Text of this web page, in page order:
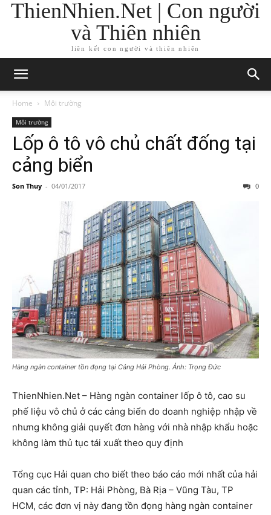
ThienNhien.Net | Con người
và Thiên nhiên
liên kết con người và thiên nhiên
Home Môi trường
Môi trường
Lốp ô tô vô chủ chất đống tại
cảng biển
Son Thuy - 04/01/2017 0
Hàng ngàn container tồn đọng tại Cảng Hải Phòng. Ảnh: Trọng Đức
ThienNhien.Net – Hàng ngàn container lốp ô tô, cao su
phế liệu vô chủ ở các cảng biển do doanh nghiệp nhập về
nhưng không giải quyết đơn hàng với nhà nhập khẩu hoặc
không làm thủ tục tái xuất theo quy định
Tổng cục Hải quan cho biết theo báo cáo mới nhất của hải
quan các tỉnh, TP: Hải Phòng, Bà Rịa – Vũng Tàu, TP
HCM, các đơn vị này đang tồn đọng hàng ngàn container